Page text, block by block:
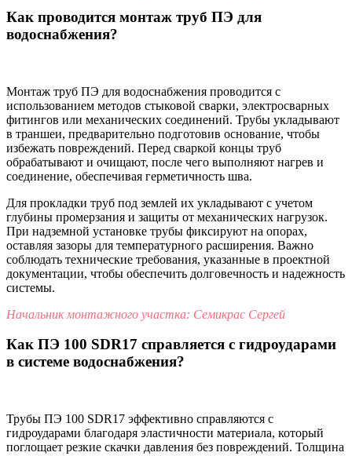
Как проводится монтаж труб ПЭ для
водоснабжения?
Монтаж труб ПЭ для водоснабжения проводится с
использованием методов стыковой сварки, электросварных
фитингов или механических соединений. Трубы укладывают
в траншеи, предварительно подготовив основание, чтобы
избежать повреждений. Перед сваркой концы труб
обрабатывают и очищают, после чего выполняют нагрев и
соединение, обеспечивая герметичность шва.
Для прокладки труб под землей их укладывают с учетом
глубины промерзания и защиты от механических нагрузок.
При надземной установке трубы фиксируют на опорах,
оставляя зазоры для температурного расширения. Важно
соблюдать технические требования, указанные в проектной
документации, чтобы обеспечить долговечность и надежность
системы.
Начальник монтажного участка: Семикрас Сергей
Как ПЭ 100 SDR17 справляется с гидроударами
в системе водоснабжения?
Трубы ПЭ 100 SDR17 эффективно справляются с
гидроударами благодаря эластичности материала, который
поглощает резкие скачки давления без повреждений. Толщина